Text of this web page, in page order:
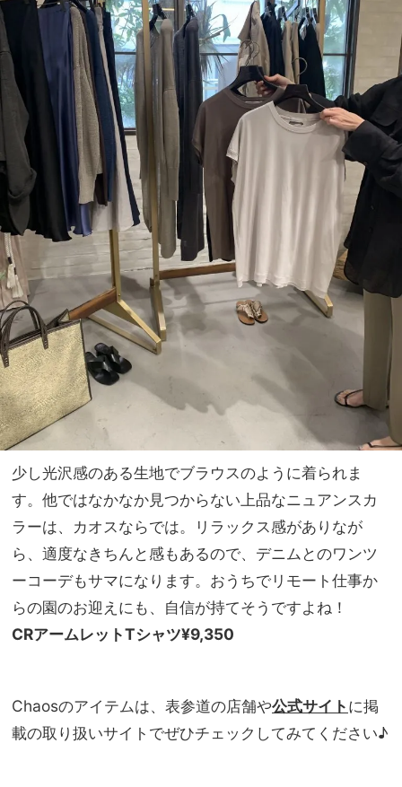
少し光沢感のある生地でブラウスのように着られま
す。他ではなかなか見つからない上品なニュアンスカ
ラーは、カオスならでは。リラックス感がありなが
ら、適度なきちんと感もあるので、デニムとのワンツ
ーコーデもサマになります。おうちでリモート仕事か
らの園のお迎えにも、自信が持てそうですよね！
CRアームレットTシャツ¥9,350
Chaosのアイテムは、表参道の店舗や公式サイトに掲
載の取り扱いサイトでぜひチェックしてみてください♪